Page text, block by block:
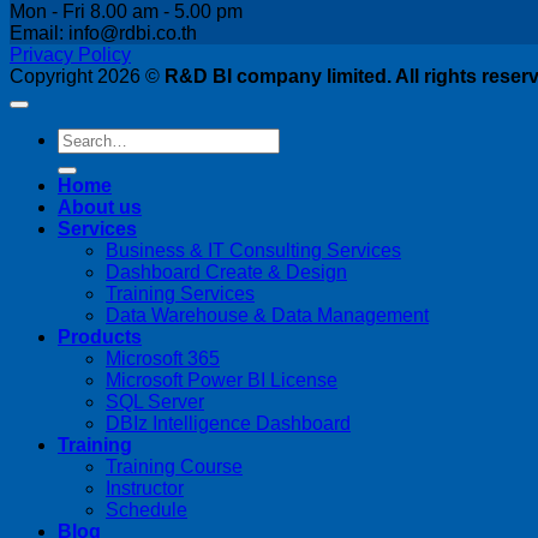
Mon - Fri 8.00 am - 5.00 pm
Email: info@rdbi.co.th
Privacy Policy
Copyright 2026 © R&D BI company limited. All rights
Home
About us
Services
Business & IT Consulting Services
Dashboard Create & Design
Training Services
Data Warehouse & Data Management
Products
Microsoft 365
Microsoft Power BI License
SQL Server
DBIz Intelligence Dashboard
Training
Training Course
Instructor
Schedule
Blog